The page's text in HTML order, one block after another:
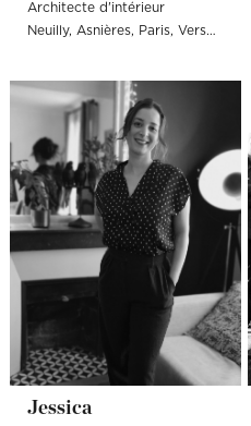
Architecte d'intérieur
Neuilly
Asnières Paris Versailles
Jessica